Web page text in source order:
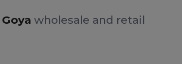
Goyawholesale and retail